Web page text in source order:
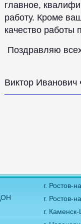
главное,
работу. Кроме
качество
Поздравляю
Виктор Иванович
г. Ростов-
г. Ростов-
г.